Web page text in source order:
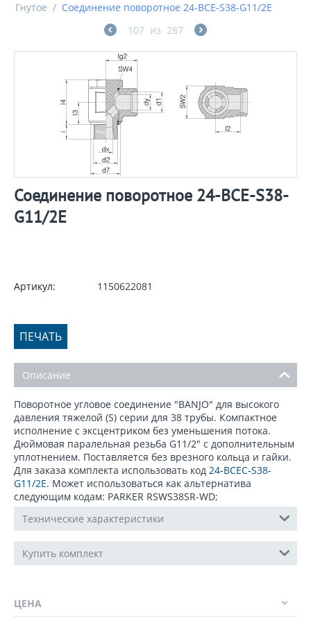
Гнутое / Соединение поворотное 24-BCE-S38-G11/2E
107 из 287
Соединение поворотное 24-BCE-S38-
G11/2E
Артикул: 1150622081
ПЕЧАТЬ
Описание
Поворотное угловое соединение "BANJO" для высокого
давления тяжелой (S) серии для 38 трубы. Компактное
исполнение с эксцентриком без уменьшения потока.
Дюймовая паралельная резьба G11/2" с дополнительным
уплотнением. Поставляется без врезного кольца и гайки.
Для заказа комплекта использовать код 24-BCEC-S38-
G11/2E. Может использоваться как альтернатива
следующим кодам: PARKER RSWS38SR-WD;
Технические характеристики
Купить комплект
ЦЕНА